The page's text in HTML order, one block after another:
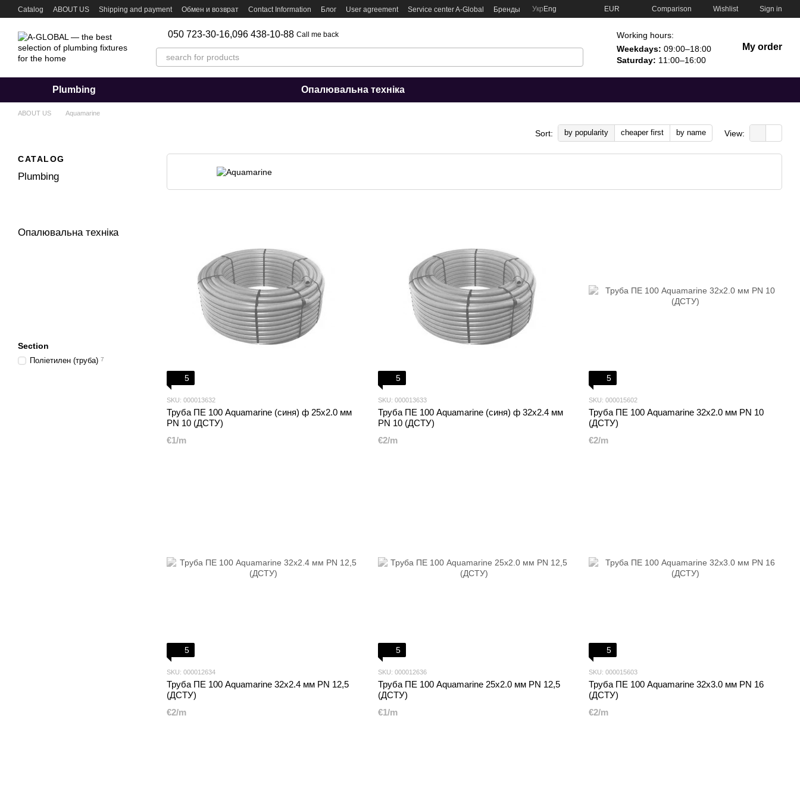
Skip to main content
Catalog ABOUT US Shipping and payment Обмен и возврат Contact Information Блог User agreement Service center A-Global Бренды Укр Eng EUR Comparison Wishlist Sign in
050 723-30-16,096 438-10-88 Call me back
Working hours:
Weekdays: 09:00–18:00
Saturday: 11:00–16:00
My order
Plumbing Опалювальна техніка
ABOUT US Aquamarine
Sort: by popularity cheaper first by name View:
5
SKU: 000013632
Труба ПЕ 100 Aquamarine (синя) ф 25x2.0 мм
PN 10 (ДСТУ)
€1/m
5
SKU: 000013633
Труба ПЕ 100 Aquamarine (синя) ф 32x2.4 мм
PN 10 (ДСТУ)
€2/m
5
SKU: 000015602
Труба ПЕ 100 Aquamarine 32x2.0 мм PN 10
(ДСТУ)
€2/m
5
SKU: 000012634
Труба ПЕ 100 Aquamarine 32x2.4 мм PN 12,5
(ДСТУ)
€2/m
5
SKU: 000012636
Труба ПЕ 100 Aquamarine 25x2.0 мм PN 12,5
(ДСТУ)
€1/m
5
SKU: 000015603
Труба ПЕ 100 Aquamarine 32x3.0 мм PN 16
(ДСТУ)
€2/m
CATALOG
Plumbing
Опалювальна техніка
Section
Поліетилен (труба) 7